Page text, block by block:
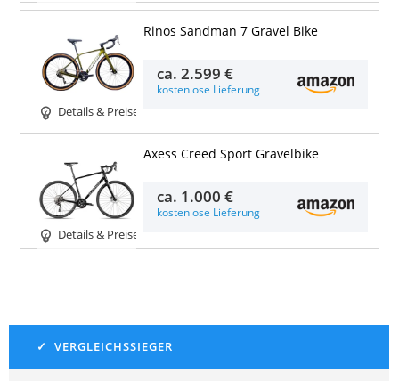
Details & Preise
Rinos Sandman 7 Gravel Bike
ca.2.599 €
kostenlose Lieferung
Details & Preise
Axess Creed Sport Gravelbike
ca. 1.000 €
kostenlose Lieferung